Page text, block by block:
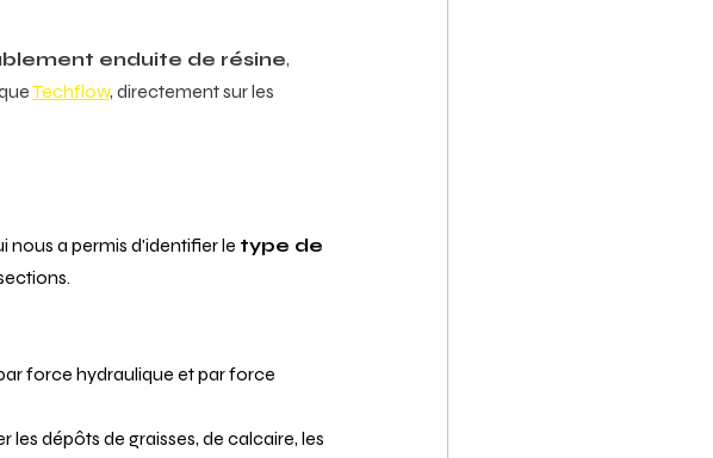
enduite de résine,
Techflow, directement sur les
nous a permis d'identifier le type de
force hydraulique et par force
les dépôts de graisses, de calcaire, les